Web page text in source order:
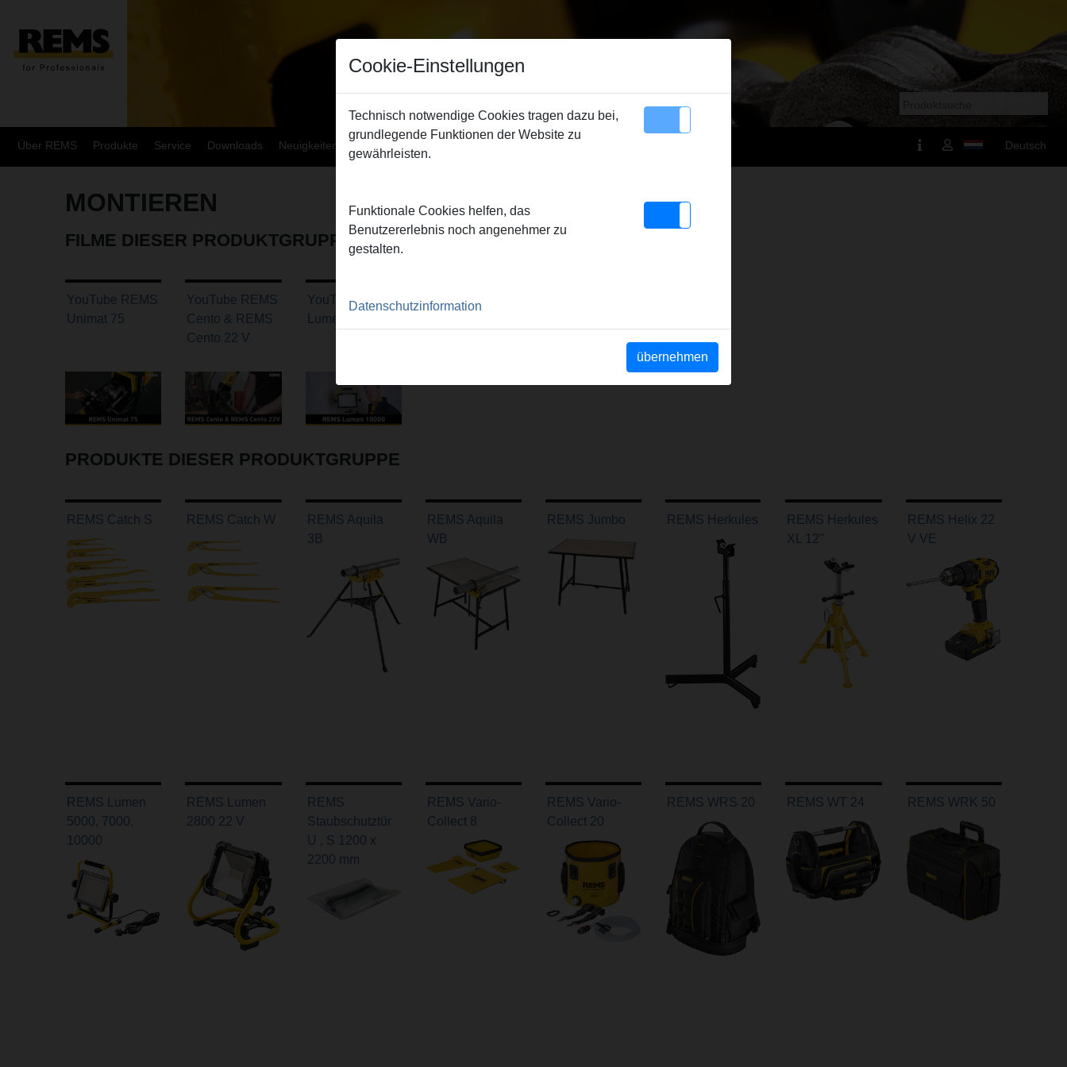
Über REMS Produkte Service Downloads Neuigkeiten Sitemap Deutsch
MONTIEREN
FILME DIESER PRODUKTGRUPPE
YouTube REMS
Unimat 75
YouTube REMS
Cento & REMS
Cento 22 V
YouTube REMS
Lumen 10000
PRODUKTE DIESER PRODUKTGRUPPE
REMS Catch S REMS Catch W
REMS Aquila
3B
REMS Aquila
WB
REMS Jumbo REMS Herkules
REMS Herkules
XL 12"
REMS Helix 22
V VE
REMS Lumen
5000, 7000,
10000
REMS Lumen
2800 22 V
REMS
Staubschutztür
U , S 1200 x
2200 mm
REMS Vario-
Collect 8
REMS Vario-
Collect 20
REMS WRS 20 REMS WT 24 REMS WRK 50
Cookie-Einstellungen
Technisch notwendige Cookies tragen dazu bei,
grundlegende Funktionen der Website zu
gewährleisten.
Funktionale Cookies helfen, das
Benutzererlebnis noch angenehmer zu
gestalten.
Datenschutzinformation
übernehmen